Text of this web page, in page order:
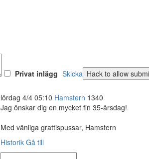
Privat inlägg Skicka
lördag 4/4 05:10 Hamstern 1340
Jag önskar dig en mycket fin 35-årsdag!
Med vänliga grattispussar, Hamstern
Historik Gå till